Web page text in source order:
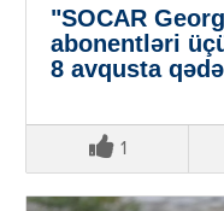
"SOCAR
abonentləri
8 avqusta
1